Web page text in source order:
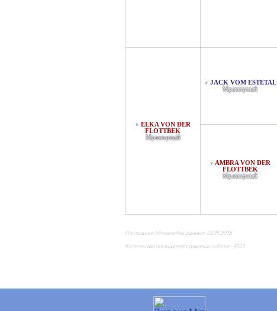
♀ ELKA VON DER
FLOTTBEK
Мраморный
♂ JACK VOM ESTETAL
Мраморный
♀ AMBRA VON DER
FLOTTBEK
Мраморный
Последнее обновление данных 23.05.2018
Количество посещений страницы собаки - 4321